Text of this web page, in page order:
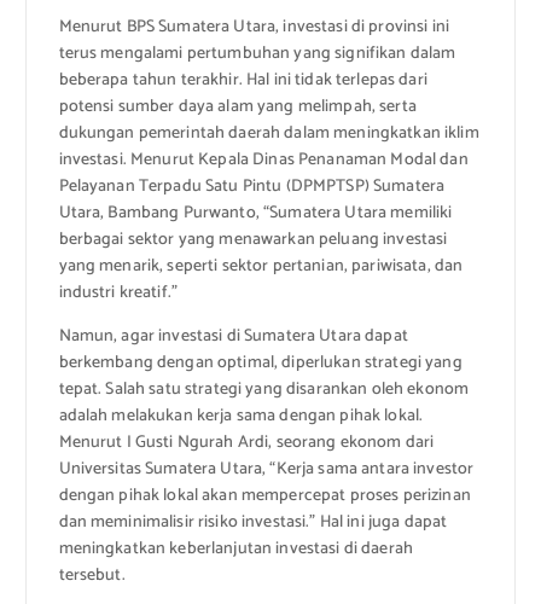
Menurut BPS Sumatera Utara, investasi di provinsi ini
terus mengalami pertumbuhan yang signifikan dalam
beberapa tahun terakhir. Hal ini tidak terlepas dari
potensi sumber daya alam yang melimpah, serta
dukungan pemerintah daerah dalam meningkatkan iklim
investasi. Menurut Kepala Dinas Penanaman Modal dan
Pelayanan Terpadu Satu Pintu (DPMPTSP) Sumatera
Utara, Bambang Purwanto, “Sumatera Utara memiliki
berbagai sektor yang menawarkan peluang investasi
yang menarik, seperti sektor pertanian, pariwisata, dan
industri kreatif.”
Namun, agar investasi di Sumatera Utara dapat
berkembang dengan optimal, diperlukan strategi yang
tepat. Salah satu strategi yang disarankan oleh ekonom
adalah melakukan kerja sama dengan pihak lokal.
Menurut I Gusti Ngurah Ardi, seorang ekonom dari
Universitas Sumatera Utara, “Kerja sama antara investor
dengan pihak lokal akan mempercepat proses perizinan
dan meminimalisir risiko investasi.” Hal ini juga dapat
meningkatkan keberlanjutan investasi di daerah
tersebut.